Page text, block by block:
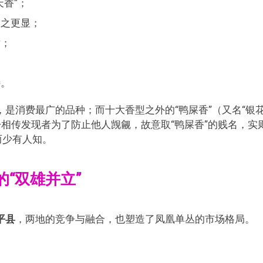
”；
更显；
消费最广的品种；而十大香型之外的“鸭屎香”（又名“银
传发现者为了防止他人觊觎，故意取“鸭屎香”的贱名，实
有人知。
双雄并立”
县，两地的竞争与融合，也塑造了凤凰单丛的市场格局。